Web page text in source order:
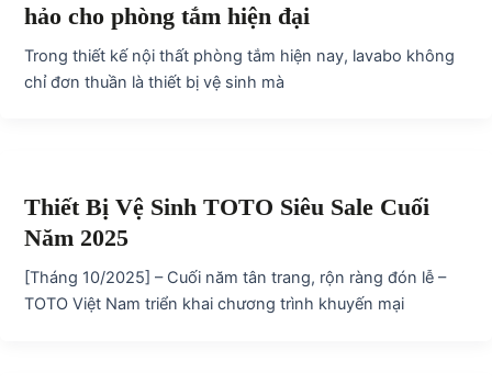
hảo cho phòng tắm hiện đại
Trong thiết kế nội thất phòng tắm hiện nay, lavabo không
chỉ đơn thuần là thiết bị vệ sinh mà
Thiết Bị Vệ Sinh TOTO Siêu Sale Cuối
Năm 2025
[Tháng 10/2025] – Cuối năm tân trang, rộn ràng đón lễ –
TOTO Việt Nam triển khai chương trình khuyến mại